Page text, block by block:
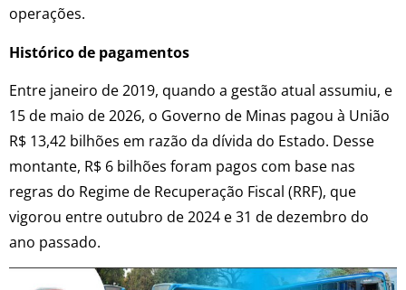
operações.
Histórico de pagamentos
Entre janeiro de 2019, quando a gestão atual assumiu, e
15 de maio de 2026, o Governo de Minas pagou à União
R$ 13,42 bilhões em razão da dívida do Estado. Desse
montante, R$ 6 bilhões foram pagos com base nas
regras do Regime de Recuperação Fiscal (RRF), que
vigorou entre outubro de 2024 e 31 de dezembro do
ano passado.